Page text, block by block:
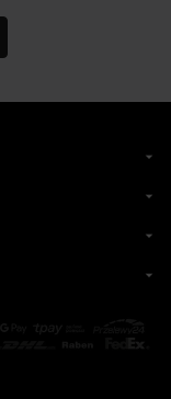
arrow_drop_down
arrow_drop_down
arrow_drop_down
arrow_drop_down